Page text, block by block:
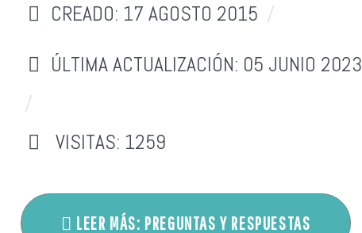
CREADO: 17 AGOSTO 2015
ÚLTIMA ACTUALIZACIÓN: 05 JUNIO 2023
VISITAS: 1259
LEER MÁS: PREGUNTAS Y RESPUESTAS